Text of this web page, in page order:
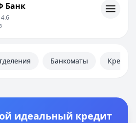
Банк
4.6
Банкоматы
идеальный кредит